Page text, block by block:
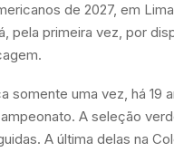
de 2027, em
pela primeira vez, por
somente uma vez, há 19
A seleção
A última delas na